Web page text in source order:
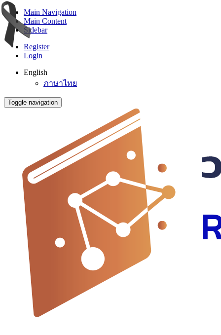
Main Navigation
Main Content
Sidebar
Register
Login
English
ภาษาไทย
Toggle navigation